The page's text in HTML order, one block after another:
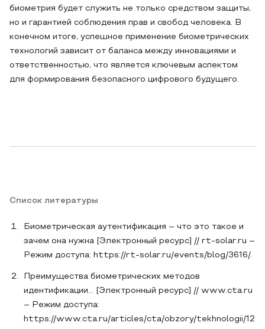
биометрия будет служить не только средством защиты,
но и гарантией соблюдения прав и свобод человека. В
конечном итоге, успешное применение биометрических
технологий зависит от баланса между инновациями и
ответственностью, что является ключевым аспектом
для формирования безопасного цифрового будущего.
Список литературы
Биометрическая аутентификация – что это такое и
зачем она нужна [Электронный ресурс] // rt-solar.ru –
Режим доступа: https://rt-solar.ru/events/blog/3616/.
Преимущества биометрических методов
идентификации... [Электронный ресурс] // www.cta.ru
– Режим доступа:
https://www.cta.ru/articles/cta/obzory/tekhnologii/12